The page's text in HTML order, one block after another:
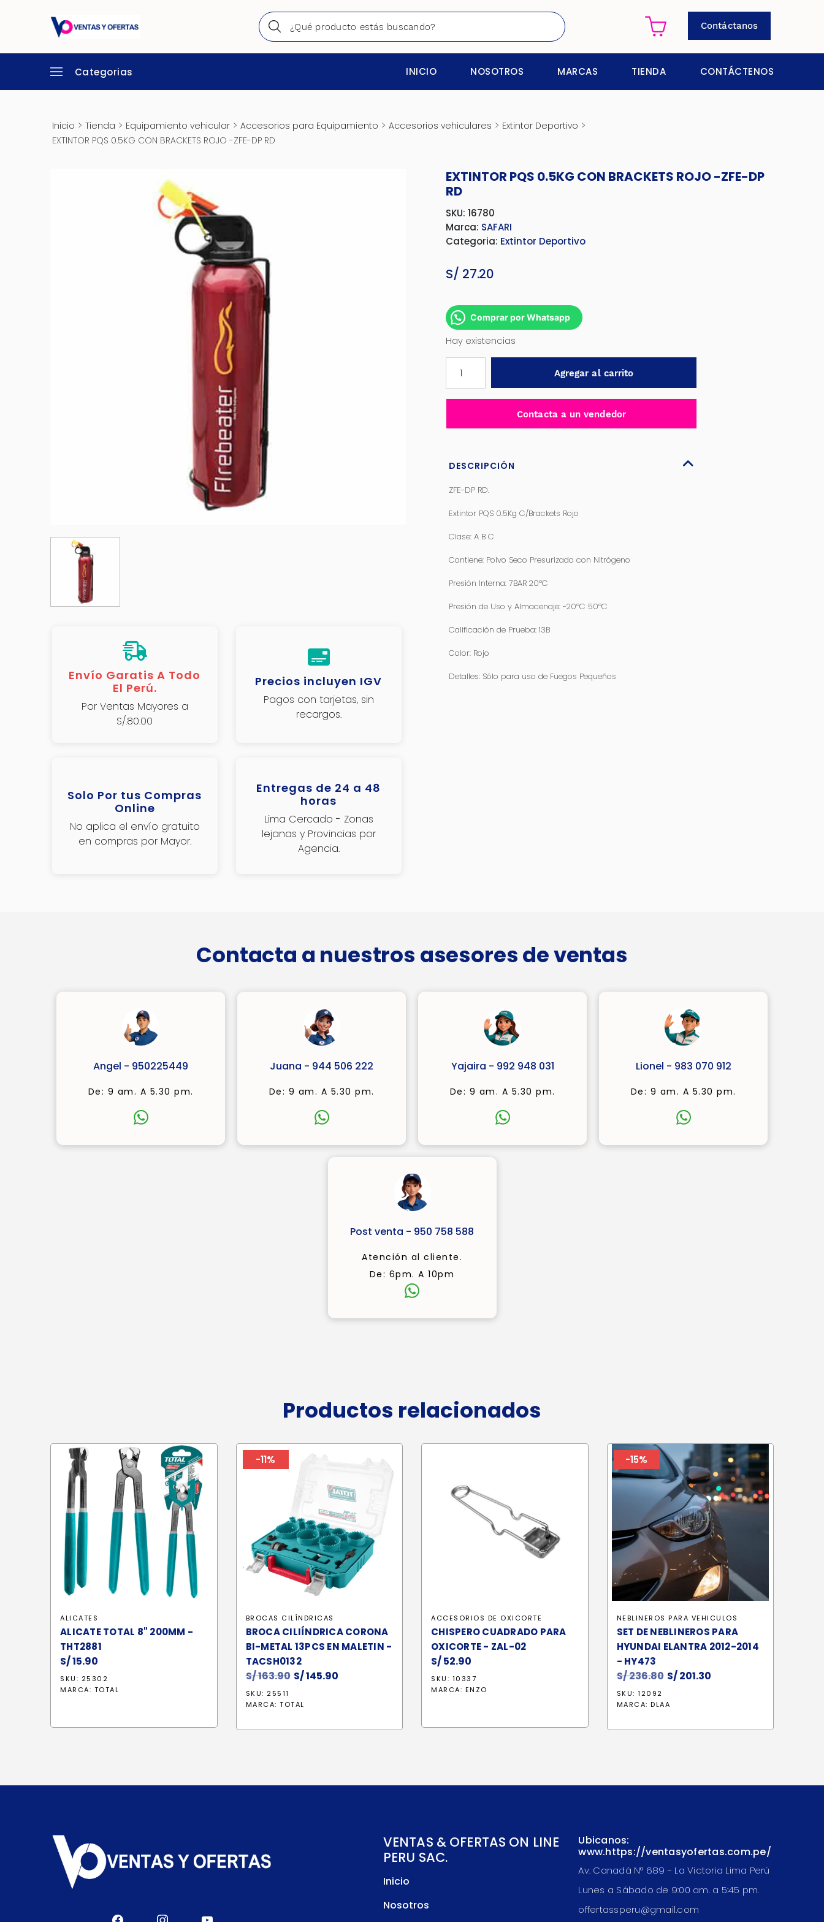
Contáctanos
Categorias INICIO NOSOTROS MARCAS TIENDA CONTÁCTENOS
Inicio > Tienda > Equipamiento vehicular> Accesorios para Equipamiento > Accesorios vehiculares > Extintor Deportivo >
EXTINTOR PQS 0.5KG CON BRACKETS ROJO -ZFE-DP RD
Envío Garatis A Todo
El Perú.
Por Ventas Mayores a
S/.80.00
Precios incluyen IGV
Pagos con tarjetas, sin
recargos.
Solo Por tus Compras
Online
No aplica el envío gratuito
en compras por Mayor.
Entregas de 24 a 48
horas
Lima Cercado - Zonas
lejanas y Provincias por
Agencia.
EXTINTOR PQS 0.5KG CON BRACKETS ROJO -ZFE-DP
RD
SKU: 16780
Marca: SAFARI
Categoria: Extintor Deportivo
S/ 27.20
Comprar por Whatsapp
Hay existencias
PQS
0.5KG
ZFE-
RD
cantidad
Agregar al carrito
Contacta a un vendedor
DESCRIPCIÓN
ZFE-DP RD.
Extintor PQS 0.5Kg C/Brackets Rojo
Clase: A B C
Contiene: Polvo Seco Presurizado con Nitrógeno
Presión Interna: 7BAR 20ºC
Presión de Uso y Almacenaje: -20ºC 50ºC
Calificación de Prueba: 13B
Color: Rojo
Detalles: Sólo para uso de Fuegos Pequeños
Contacta a nuestros asesores de ventas
Angel - 950225449
De: 9 am. A 5.30 pm.
Juana - 944 506 222
De: 9 am. A 5.30 pm.
Yajaira - 992 948 031
De: 9 am. A 5.30 pm.
Lionel - 983 070 912
De: 9 am. A 5.30 pm.
Post venta - 950 758 588
Atención al cliente.
De: 6pm. A 10pm
Productos relacionados
ALICATES
ALICATE TOTAL 8" 200MM -
THT2881
S/15.90
SKU: 25302
MARCA: TOTAL
-11%
BROCAS CILÍNDRICAS
BROCA CILIÍNDRICA CORONA
BI-METAL 13PCS EN MALETIN -
TACSH0132
S/163.90 El
original
S/ 163.90.
S/145.90
S/ 145.90.
SKU: 25511
MARCA: TOTAL
ACCESORIOS DE OXICORTE
CHISPERO CUADRADO PARA
OXICORTE - ZAL-02
S/52.90
SKU: 10337
MARCA: ENZO
-15%
NEBLINEROS PARA VEHICULOS
SET DE NEBLINEROS PARA
HYUNDAI ELANTRA 2012-2014
- HY473
S/236.80 El
original
S/ 236.80.
S/201.30
S/ 201.30.
SKU: 12092
MARCA: DLAA
VENTAS & OFERTAS ON LINE
PERU SAC.
Inicio
Nosotros
Ubicanos:
www.https://ventasyofertas.com.pe/
Av. Canadá N° 689 - La Victoria Lima Perú
Lunes a Sábado de 9:00 am. a 5:45 pm.
offertassperu@gmail.com